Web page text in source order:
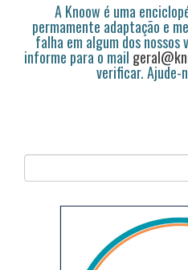
A Knoow é uma
permamente adaptação e
falha em algum dos nossos
informe para o mail
verificar. Ajude-